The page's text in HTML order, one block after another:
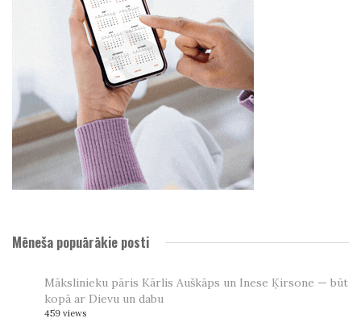
Mēneša popuārākie posti
Mākslinieku pāris Kārlis Auškāps un Inese Ķirsone — būt
kopā ar Dievu un dabu
459 views